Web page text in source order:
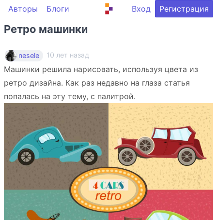
Авторы Блоги Вход Регистрация
Ретро машинки
nesele 10 лет назад
Машинки решила нарисовать, используя цвета из
ретро дизайна. Как раз недавно на глаза статья
попалась на эту тему, с палитрой.